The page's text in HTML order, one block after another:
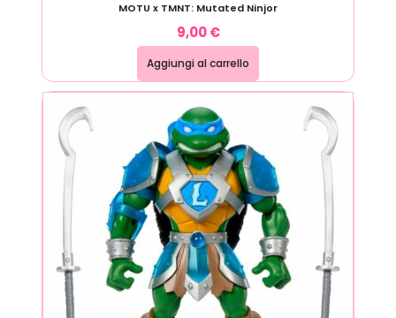
MOTU x TMNT: Mutated Ninjor
9,00€
Aggiungi al carrello